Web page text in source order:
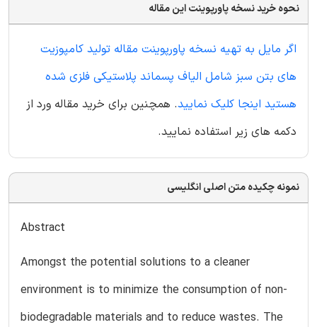
نحوه خرید نسخه پاورپوینت این مقاله
اگر مایل به تهیه نسخه پاورپوینت مقاله تولید کامپوزیت
های بتن سبز شامل الیاف پسماند پلاستیکی فلزی شده
هستید اینجا کلیک نمایید. همچنین برای خرید مقاله ورد از
دکمه های زیر استفاده نمایید.
نمونه چکیده متن اصلی انگلیسی
Abstract
Amongst the potential solutions to a cleaner
environment is to minimize the consumption of non-
biodegradable materials and to reduce wastes. The